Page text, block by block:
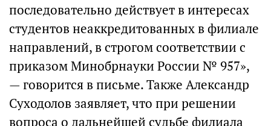
последовательно действует в интересах
студентов неаккредитованных в филиале
направлений, в строгом соответствии с
приказом Минобрнауки России № 957»,
— говорится в письме. Также Александр
Суходолов заявляет, что при решении
вопроса о дальнейшей судьбе филиала